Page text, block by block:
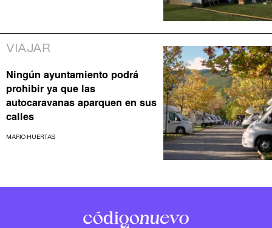
VIAJAR
Ningún ayuntamiento podrá
prohibir ya que las
autocaravanas aparquen en sus
calles
MARIO HUERTAS